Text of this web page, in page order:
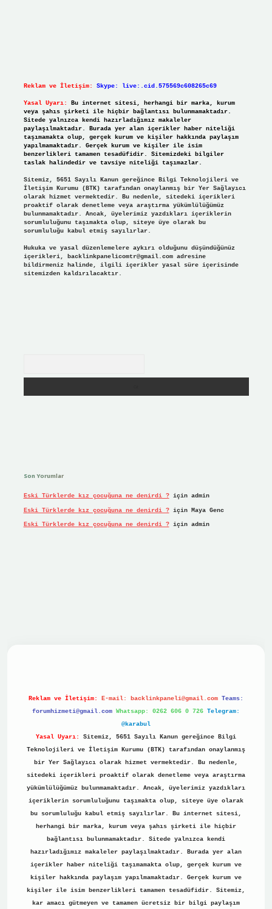
Reklam ve İletişim: Skype: live:.cid.575569c608265c69
Yasal Uyarı:
Bu internet sitesi, herhangi bir marka, kurum
veya şahıs şirketi ile hiçbir bağlantısı bulunmamaktadır.
Sitede yalnızca kendi hazırladığımız makaleler
paylaşılmaktadır. Burada yer alan içerikler haber niteliği
taşımamakta olup, gerçek kurum ve kişiler hakkında paylaşım
yapılmamaktadır. Gerçek kurum ve kişiler ile isim
benzerlikleri tamamen tesadüfidir. Sitemizdeki bilgiler
taslak halindedir ve tavsiye niteliği taşımazlar.
Sitemiz, 5651 Sayılı Kanun gereğince Bilgi Teknolojileri ve
İletişim Kurumu (BTK) tarafından onaylanmış bir Yer Sağlayıcı
olarak hizmet vermektedir. Bu nedenle, sitedeki içerikleri
proaktif olarak denetleme veya araştırma yükümlülüğümüz
bulunmamaktadır. Ancak, üyelerimiz yazdıkları içeriklerin
sorumluluğunu taşımakta olup, siteye üye olarak bu
sorumluluğu kabul etmiş sayılırlar.
Hukuka ve yasal düzenlemelere aykırı olduğunu düşündüğünüz
içerikleri, backlinkpanelicomtr@gmail.comadresine
bildirmeniz halinde, ilgili içerikler yasal süre içerisinde
sitemizden kaldırılacaktır.
Son Yorumlar
Eski Türklerde kız çocuğuna ne denirdi ?için admin
Eski Türklerde kız çocuğuna ne denirdi ?için Maya Genc
Eski Türklerde kız çocuğuna ne denirdi ?için admin
Reklam ve İletişim: E-mail: backlinkpaneli@gmail.com Teams:
forumhizmeti@gmail.com Whatsapp: 0262 606 0 726 Telegram:
@karabul
Yasal Uyarı:
Sitemiz, 5651 Sayılı Kanun gereğince Bilgi
Teknolojileri ve İletişim Kurumu (BTK) tarafından onaylanmış
bir Yer Sağlayıcı olarak hizmet vermektedir. Bu nedenle,
sitedeki içerikleri proaktif olarak denetleme veya araştırma
yükümlülüğümüz bulunmamaktadır. Ancak, üyelerimiz yazdıkları
içeriklerin sorumluluğunu taşımakta olup, siteye üye olarak
bu sorumluluğu kabul etmiş sayılırlar. Bu internet sitesi,
herhangi bir marka, kurum veya şahıs şirketi ile hiçbir
bağlantısı bulunmamaktadır. Sitede yalnızca kendi
hazırladığımız makaleler paylaşılmaktadır. Burada yer alan
içerikler haber niteliği taşımamakta olup, gerçek kurum ve
kişiler hakkında paylaşım yapılmamaktadır. Gerçek kurum ve
kişiler ile isim benzerlikleri tamamen tesadüfidir. Sitemiz,
kar amacı gütmeyen ve tamamen ücretsiz bir bilgi paylaşım